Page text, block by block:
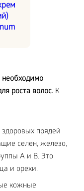
роста волос. К
прядей
селен, железо,
А и В. Это
и орехи.
кожные